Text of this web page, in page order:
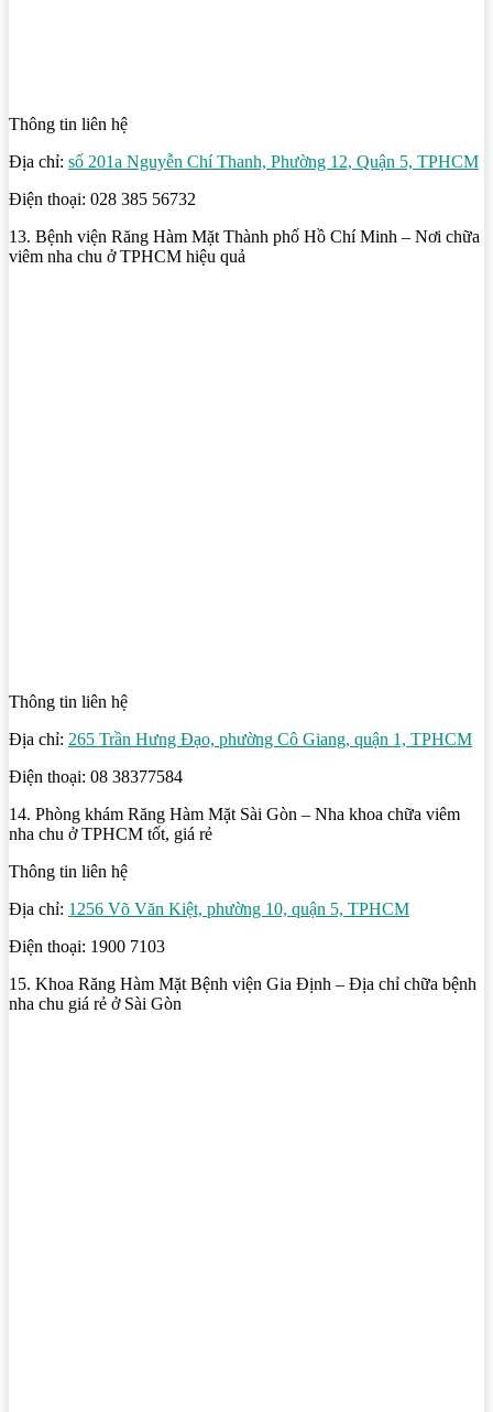
Thông tin liên hệ
Địa chỉ: số 201a Nguyễn Chí Thanh, Phường 12, Quận 5, TPHCM
Điện thoại: 028 385 56732
13. Bệnh viện Răng Hàm Mặt Thành phố Hồ Chí Minh – Nơi chữa
viêm nha chu ở TPHCM hiệu quả
Thông tin liên hệ
Địa chỉ: 265 Trần Hưng Đạo, phường Cô Giang, quận 1, TPHCM
Điện thoại: 08 38377584
14. Phòng khám Răng Hàm Mặt Sài Gòn – Nha khoa chữa viêm
nha chu ở TPHCM tốt, giá rẻ
Thông tin liên hệ
Địa chỉ: 1256 Võ Văn Kiệt, phường 10, quận 5, TPHCM
Điện thoại: 1900 7103
15. Khoa Răng Hàm Mặt Bệnh viện Gia Định – Địa chỉ chữa bệnh
nha chu giá rẻ ở Sài Gòn